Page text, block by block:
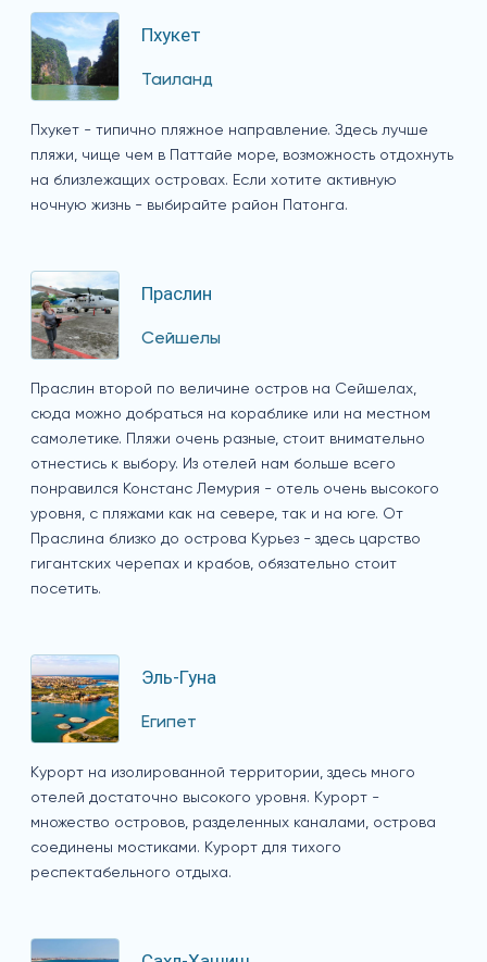
Пхукет
Таиланд
Пхукет - типично пляжное направление. Здесь лучше
пляжи, чище чем в Паттайе море, возможность отдохнуть
на близлежащих островах. Если хотите активную
ночную жизнь - выбирайте район Патонга.
Праслин
Сейшелы
Праслин второй по величине остров на Сейшелах,
сюда можно добраться на кораблике или на местном
самолетике. Пляжи очень разные, стоит внимательно
отнестись к выбору. Из отелей нам больше всего
понравился Констанс Лемурия - отель очень высокого
уровня, с пляжами как на севере, так и на юге. От
Праслина близко до острова Курьез - здесь царство
гигантских черепах и крабов, обязательно стоит
посетить.
Эль-Гуна
Египет
Курорт на изолированной территории, здесь много
отелей достаточно высокого уровня. Курорт -
множество островов, разделенных каналами, острова
соединены мостиками. Курорт для тихого
респектабельного отдыха.